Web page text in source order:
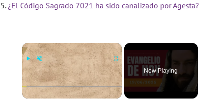
¿El Código Sagrado 7021 ha sido canalizado por Agesta?
×
Now Playing